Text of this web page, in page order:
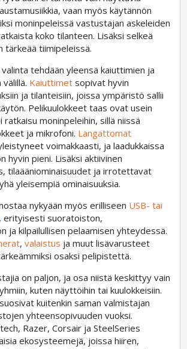
vaan myös käytännön
moninpeleissä vastustajan askeleiden
koko tilanteen. Lisäksi selkeä
tärkeää tiimipeleissä.
tehdään yleensä kaiuttimien ja
Kaiuttimet sopivat hyvin
ja tilanteisiin, joissa ympäristö sallii
Pelikuulokkeet taas ovat usein
ratkaisu moninpeleihin, sillä niissä
ja mikrofoni. Langattomat
voimakkaasti, ja laadukkaissa
hyvin pieni. Lisäksi aktiivinen
tilaääniominaisuudet ja irrotettavat
yleisempiä ominaisuuksia.
nykyään myös erilliseen USB- tai
, erityisesti suoratoiston,
ja kilpailullisen pelaamisen yhteydessä.
,valaistus ja muut lisävarusteet
osaksi pelipistettä.
on paljon, ja osa niistä keskittyy vain
kuten näyttöihin tai kuulokkeisiin.
kuitenkin saman valmistajan
yhteensopivuuden vuoksi.
Razer, Corsair ja SteelSeries
ekosysteemejä, joissa hiiren,